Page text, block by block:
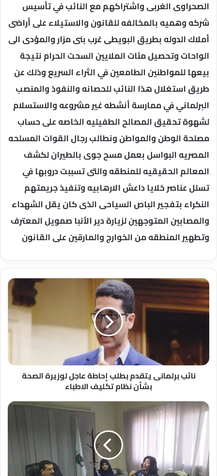
الصحراوى الغربى واشتراكهم مع النائب في تأسيس
شركه وهميه بالمخالفه للقانون والاستيلاء على أراضى
أملاك الدوله بطريق البويطى غرب بنى مزار والمؤدى الى
الواحات وتحصيل مئات الملايين السحت الحرام نتيجة
بيعها للمواطنين الطامعين في الثراء السريع وذلك عن
طريق استغلال هذا النائب للحصانه والنفوذ والمنصب
البرلماني في ممارسة أنشطه غير مشروعه والاستسلام
لشهوة تحقيق المصالح الطفيليه الخاصه على حساب
مصلحة الوطن والمواطن ونطالب رجال القوات المسلحه
المصريه البواسل بعمل مسح جوى بالطيران لكشف
المعالم الحقيقيه للمنطقه والتى تسببت دروبها في
تسلل عناصر خلايا داعش الارهابيه وتنفيذ جريمتهم
النكراء بتفجير الباص السياحى الذى كان يقل الشهداء
والمصابين المتوجهين لزيارة دير الأنبا صمويل المعترف
وتطهير المنطقه من الخوارج والمارقين على القانون
نائب
برلمانى
يتقدم
بطلب
لوزيرة
بشأن
نائب برلمانى يتقدم بطلب إحاطة عاجل لوزيرة الصحة
بشأن نظام تكليف الاطباء
إجتماع
حماية
الطفل
بحي
الكوثر
بسوهاج